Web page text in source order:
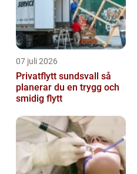
07 juli 2026
Privatflytt sundsvall så
planerar du en trygg och
smidig flytt